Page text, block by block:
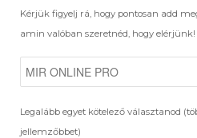
Kérjük figyelj rá, hogy pontosan add
amin valóban szeretnéd, hogy elérjünk!
Legalább egyet kötelező választanod
jellemzőbbet)